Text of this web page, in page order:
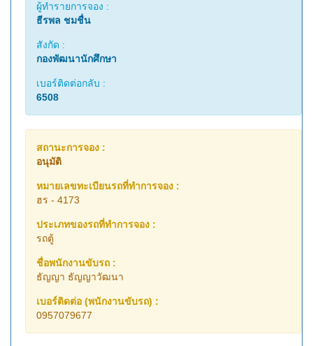
ผู้ทำรายการจอง :
ธีรพล ชมชื่น
สังกัด :
กองพัฒนานักศึกษา
เบอร์ติดต่อกลับ :
6508
สถานะการจอง :
อนุมัติ
หมายเลขทะเบียนรถที่ทำการจอง :
ฮร - 4173
ประเภทของรถที่ทำการจอง :
รถตู้
ชื่อพนักงานขับรถ :
ธัญญา ธัญญาวัฒนา
เบอร์ติดต่อ (พนักงานขับรถ) :
0957079677